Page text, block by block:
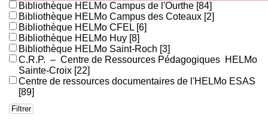
Bibliothèque HELMo Campus de l'Ourthe [84]
Bibliothèque HELMo Campus des Coteaux [2]
Bibliothèque HELMo CFEL [6]
Bibliothèque HELMo Huy [8]
Bibliothèque HELMo Saint-Roch [3]
C.R.P. – Centre de Ressources Pédagogiques HELMo
Sainte-Croix [22]
Centre de ressources documentaires de l'HELMo ESAS
[89]